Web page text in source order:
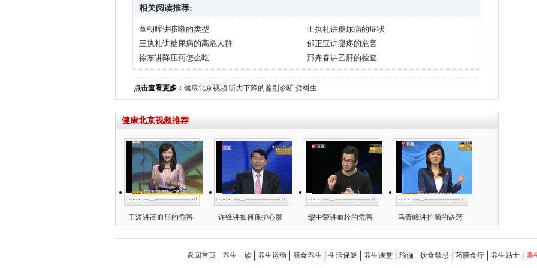
相关阅读推荐:
童朝晖讲咳嗽的类型
王执礼讲糖尿病的症状
王执礼讲糖尿病的高危人群
郁正亚讲腿疼的危害
徐东讲降压药怎么吃
邢卉春讲乙肝的检查
点击查看更多： 健康北京视频 听力下降的鉴别诊断 龚树生
健康北京视频推荐
王涛讲高血压的危害 许锋讲如何保护心脏 缪中荣讲血栓的危害 马青峰讲护脑的诀窍
返回首页 养生一族 养生运动 膳食养生 生活保健 养生课堂 瑜伽 饮食禁忌 药膳食疗 养生贴士
养